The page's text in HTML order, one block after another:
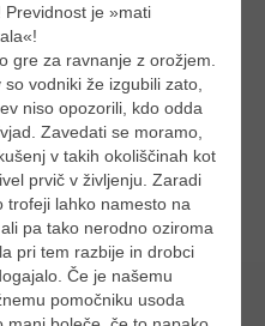
je »mati
gre za ravnanje z orožjem.
vodniki že izgubili zato,
niso opozorili, kdo odda
Zavedati se moramo,
v takih okoliščinah kot
prvič v življenju. Zaradi
trofeji lahko namesto na
pa tako nerodno oziroma
pri tem razbije in drobci
Če je našemu
pomočniku usoda